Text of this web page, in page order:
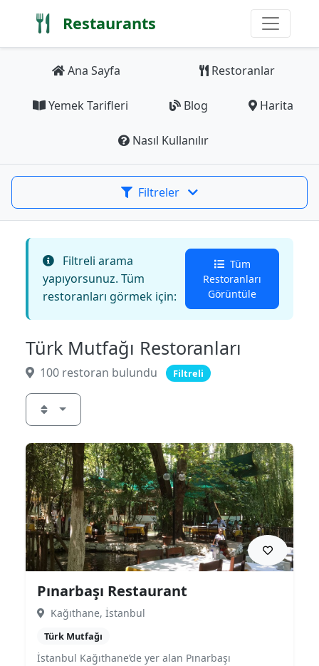
Restaurants
Ana Sayfa Restoranlar
Yemek Tarifleri Blog Harita
Nasıl Kullanılır
Filtreler
Filtreli arama
yapıyorsunuz. Tüm
restoranları görmek için:
Tüm
Restoranları
Görüntüle
Türk Mutfağı Restoranları
100 restoran bulundu Filtreli
Pınarbaşı Restaurant
Kağıthane, İstanbul
Türk Mutfağı
İstanbul Kağıthane’de yer alan Pınarbaşı